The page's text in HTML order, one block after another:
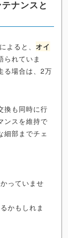
ナンスと
よると、 オイ
られていま
る場合は、2万
換も同時に行
ンスを維持で
細部までチェ
っていませ
かもしれま